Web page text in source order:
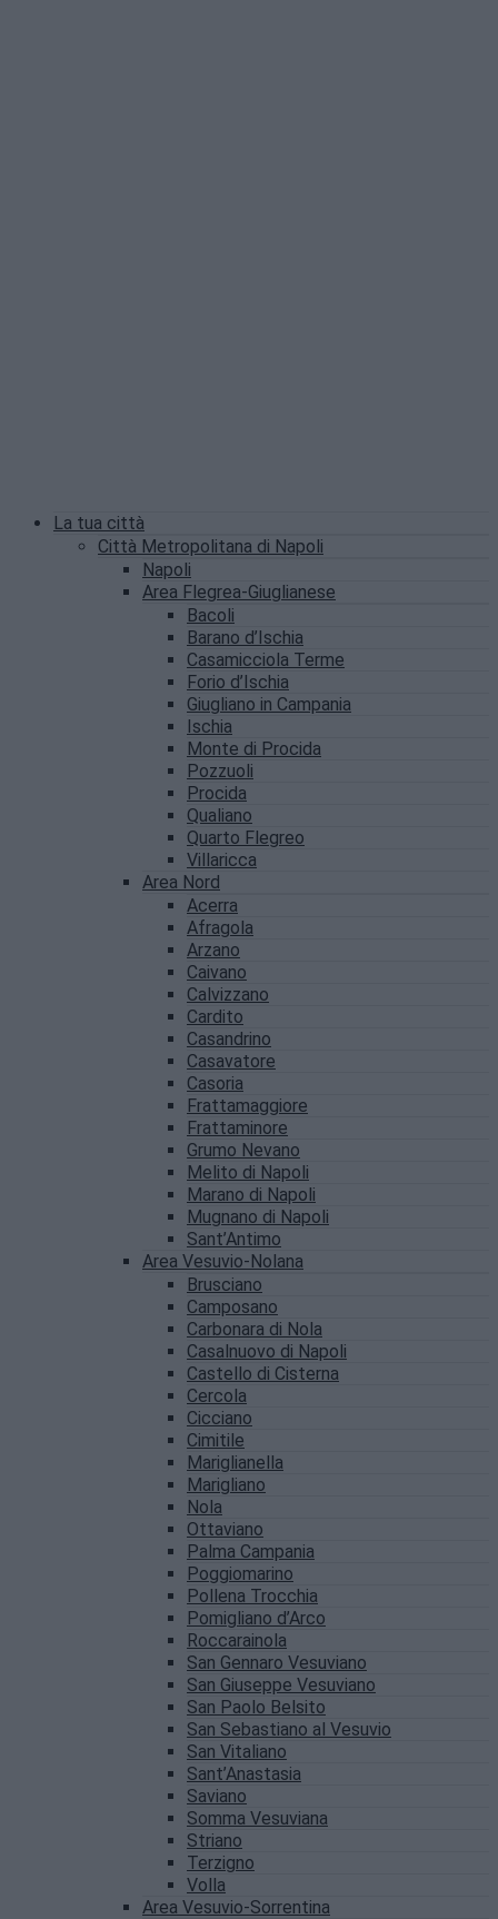
La tua città
Città Metropolitana di Napoli
Napoli
Area Flegrea-Giuglianese
Bacoli
Barano d’Ischia
Casamicciola Terme
Forio d’Ischia
Giugliano in Campania
Ischia
Monte di Procida
Pozzuoli
Procida
Qualiano
Quarto Flegreo
Villaricca
Area Nord
Acerra
Afragola
Arzano
Caivano
Calvizzano
Cardito
Casandrino
Casavatore
Casoria
Frattamaggiore
Frattaminore
Grumo Nevano
Melito di Napoli
Marano di Napoli
Mugnano di Napoli
Sant’Antimo
Area Vesuvio-Nolana
Brusciano
Camposano
Carbonara di Nola
Casalnuovo di Napoli
Castello di Cisterna
Cercola
Cicciano
Cimitile
Mariglianella
Marigliano
Nola
Ottaviano
Palma Campania
Poggiomarino
Pollena Trocchia
Pomigliano d’Arco
Roccarainola
San Gennaro Vesuviano
San Giuseppe Vesuviano
San Paolo Belsito
San Sebastiano al Vesuvio
San Vitaliano
Sant’Anastasia
Saviano
Somma Vesuviana
Striano
Terzigno
Volla
Area Vesuvio-Sorrentina